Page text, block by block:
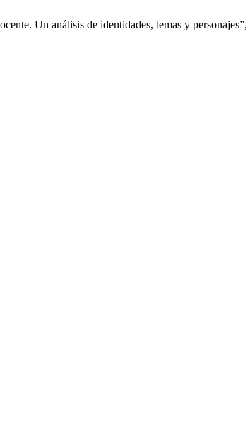
Un análisis de identidades, temas y personajes”,